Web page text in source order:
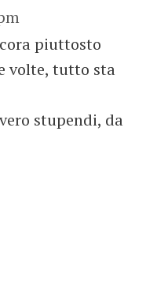
piuttosto
volte, tutto sta
stupendi, da